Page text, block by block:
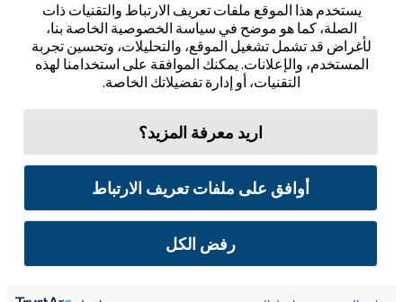
يستخدم هذا الموقع ملفات تعريف الارتباط والتقنيات ذات
الصلة، كما هو موضح في سياسة الخصوصية الخاصة بنا،
لأغراض قد تشمل تشغيل الموقع، والتحليلات، وتحسين تجربة
المستخدم، والإعلانات. يمكنك الموافقة على استخدامنا لهذه
التقنيات، أو إدارة تفضيلاتك الخاصة.
اريد معرفة المزيد؟
أوافق على ملفات تعريف الارتباط
رفض الكل